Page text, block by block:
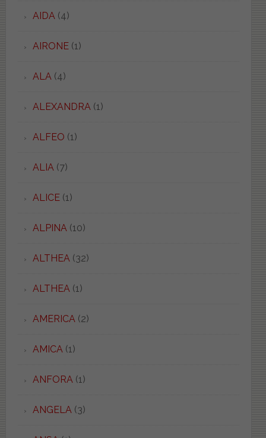
AIDA (4)
AIRONE(1)
ALA (4)
ALEXANDRA (1)
ALFEO (1)
ALIA (7)
ALICE(1)
ALPINA (10)
ALTHEA (32)
ALTHEA (1)
AMERICA (2)
AMICA (1)
ANFORA (1)
ANGELA (3)